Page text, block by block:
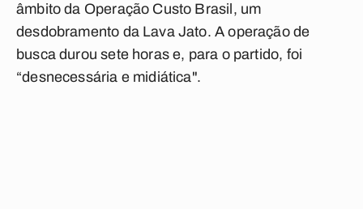
âmbito da Operação Custo Brasil, um
desdobramento da Lava Jato. A operação de
busca durou sete horas e, para o partido, foi
“desnecessária e midiática".